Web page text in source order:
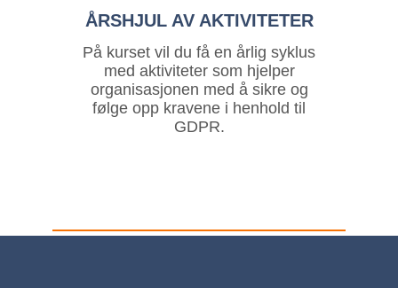
ÅRSHJUL AV AKTIVITETER
På kurset vil du få en årlig syklus
med aktiviteter som hjelper
organisasjonen med å sikre og
følge opp kravene i henhold til
GDPR.